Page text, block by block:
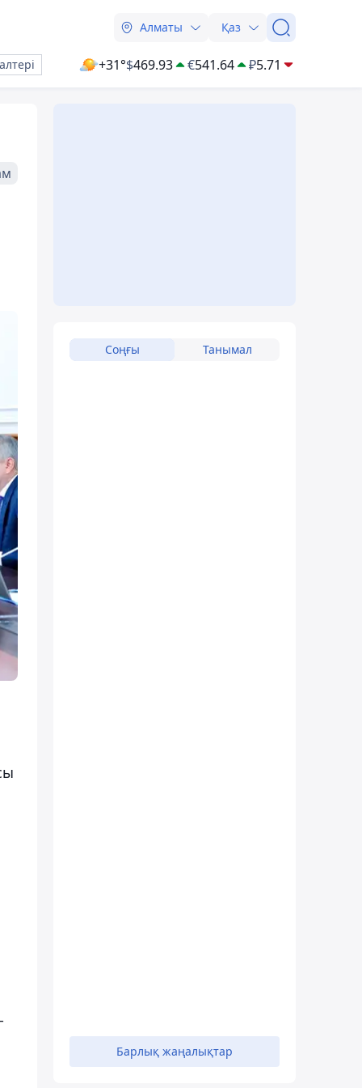
Алматы Қаз
+31°$469.93 €541.64 ₽5.71
Соңғы Танымал
Барлық жаңалықтар